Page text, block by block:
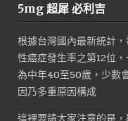
5mg 超犀 必利吉
根據台灣國內最新統計
性癌症發生率之第12位
為中年40至50歲，少數
因乃多重原因構成